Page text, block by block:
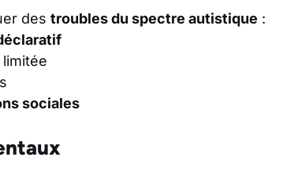
des troubles du spectre autistique :
limitée
sociales